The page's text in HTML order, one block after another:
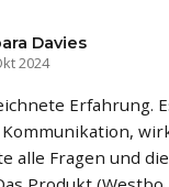
Davies
2024
Erfahrung.
alle Fragen und